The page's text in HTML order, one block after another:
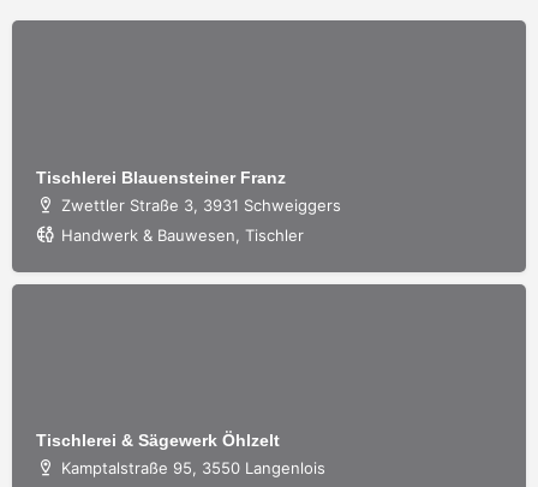
Tischlerei Blauensteiner Franz
Zwettler Straße 3, 3931 Schweiggers
Handwerk & Bauwesen, Tischler
Tischlerei & Sägewerk Öhlzelt
Kamptalstraße 95, 3550 Langenlois